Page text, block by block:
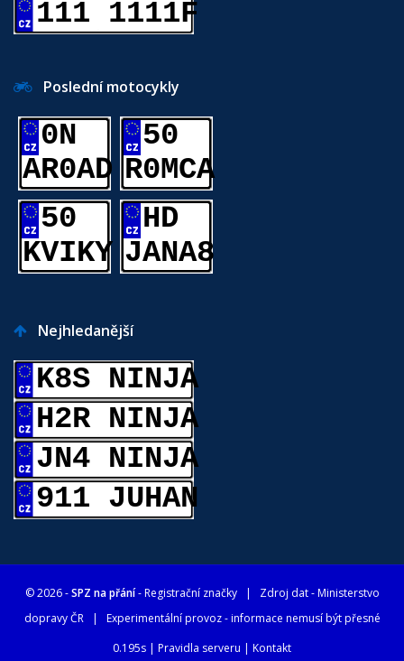
111 1111F
Poslední motocykly
0N
AR0AD
50
R0MCA
50
KVIKY
HD
JANA8
Nejhledanější
K8S NINJA
H2R NINJA
JN4 NINJA
911 JUHAN
© 2026 -SPZ na přání- Registrační značky| Zdroj dat -Ministerstvo
dopravy ČR| Experimentální provoz - informace nemusí být přesné
0.195s | Pravidla serveru | Kontakt